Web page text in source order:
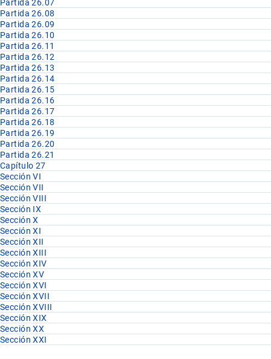
Partida 26.07
Partida 26.08
Partida 26.09
Partida 26.10
Partida 26.11
Partida 26.12
Partida 26.13
Partida 26.14
Partida 26.15
Partida 26.16
Partida 26.17
Partida 26.18
Partida 26.19
Partida 26.20
Partida 26.21
Capítulo 27
Sección VI
Sección VII
Sección VIII
Sección IX
Sección X
Sección XI
Sección XII
Sección XIII
Sección XIV
Sección XV
Sección XVI
Sección XVII
Sección XVIII
Sección XIX
Sección XX
Sección XXI